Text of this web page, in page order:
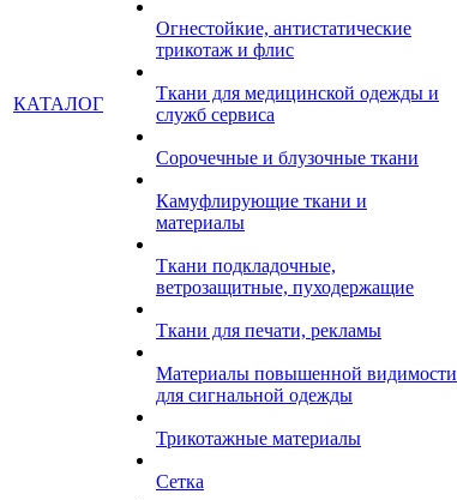
КАТАЛОГ
Огнестойкие, антистатические
трикотаж и флис
Ткани для медицинской одежды и
служб сервиса
Сорочечные и блузочные ткани
Камуфлирующие ткани и
материалы
Ткани подкладочные,
ветрозащитные, пуходержащие
Ткани для печати, рекламы
Материалы повышенной видимости
для сигнальной одежды
Трикотажные материалы
Сетка